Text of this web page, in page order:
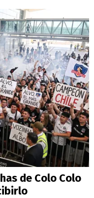
de Colo Colo